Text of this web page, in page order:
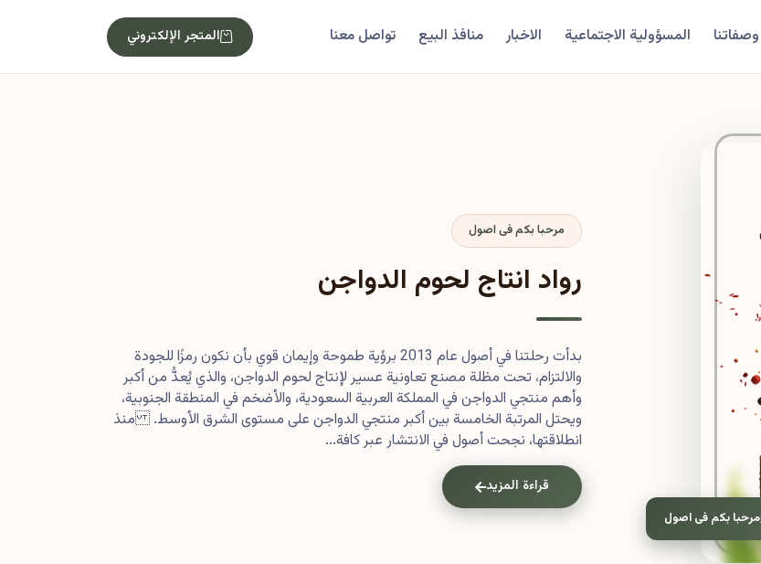
وصفاتنا المسؤولية الاجتماعية الاخبار منافذ البيع تواصل معنا المتجر الإلكتروني
مرحبا بكم فى اصول
مرحبا بكم فى اصول
رواد انتاج لحوم الدواجن
بدأت رحلتنا في أصول عام 2013 برؤية طموحة وإيمان قوي بأن نكون رمزًا للجودة
والالتزام، تحت مظلة مصنع تعاونية عسير لإنتاج لحوم الدواجن، والذي يُعدُّ من أكبر
وأهم منتجي الدواجن في المملكة العربية السعودية، والأضخم في المنطقة الجنوبية،
ويحتل المرتبة الخامسة بين أكبر منتجي الدواجن على مستوى الشرق الأوسط. منذ
انطلاقتها، نجحت أصول في الانتشار عبر كافة...
قراءة المزيد